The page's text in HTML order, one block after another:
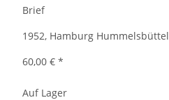
Brief
1952, Hamburg Hummelsbüttel
60,00 € *
Auf Lager